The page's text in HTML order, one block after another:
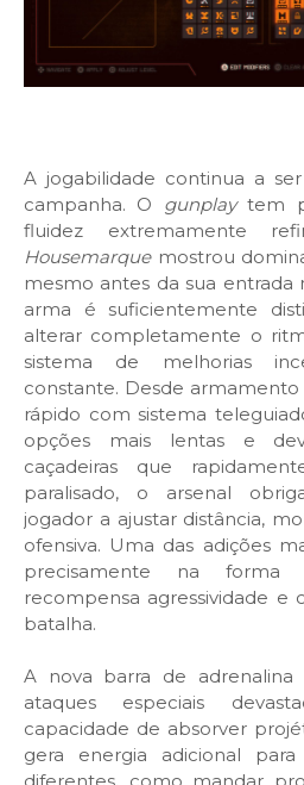
A jogabilidade continua a
campanha. O gunplaytem
fluidez extremamente
Housemarque mostrou
mesmo antes da sua entrada
arma é suficientemente
alterar completamente o
sistema de melhorias
constante. Desde
rápido com sistema
opções mais lentas e
caçadeiras que
paralisado, o arsenal
jogador a ajustar distância,
ofensiva. Uma das adições
precisamente na
recompensa agressividade
batalha.
A nova barra de adrenalina
ataques especiais
capacidade de absorver
gera energia adicional para
diferentes, como mandar